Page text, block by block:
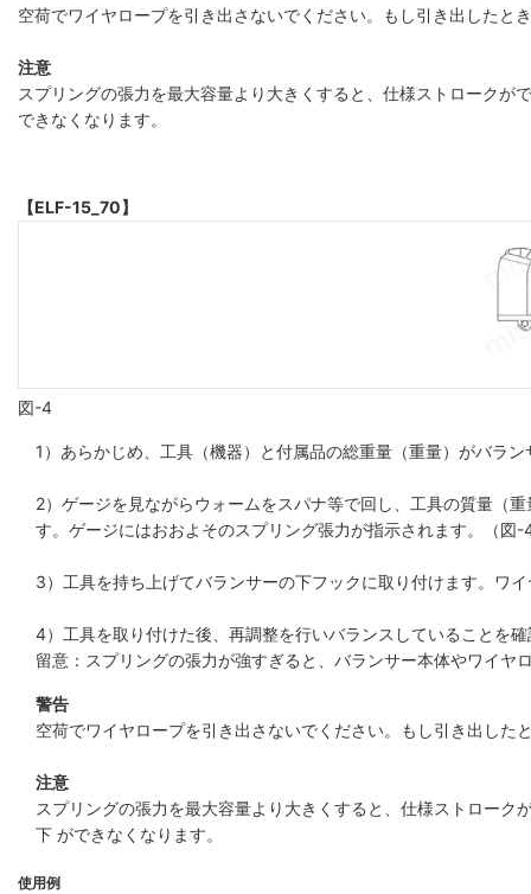
空荷でワイヤロープを引き出さないでください。もし引き出した
注意
スプリングの張力を最大容量より大きくすると、仕様ストローク
できなくなります。
【ELF-15_70】
図-4
1）あらかじめ、工具（機器）と付属品の総重量（重量）がバラ
2）ゲージを見ながらウォームをスパナ等で回し、工具の質量（
す。ゲージにはおおよそのスプリング張力が指示されます。（図-
3）工具を持ち上げてバランサーの下フックに取り付けます。ワ
4）工具を取り付けた後、再調整を行いバランスしていることを
留意：スプリングの張力が強すぎると、バランサー本体やワイヤ
警告
空荷でワイヤロープを引き出さないでください。もし引き出し
注意
スプリングの張力を最大容量より大きくすると、仕様ストロー
下 ができなくなります。
使用例